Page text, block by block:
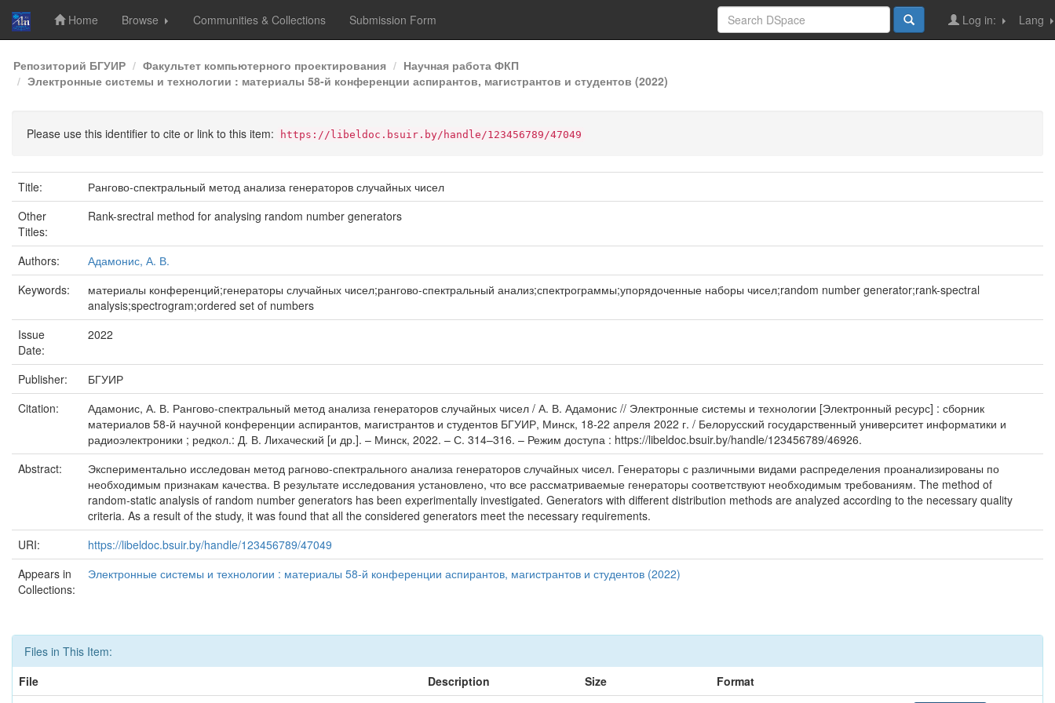
Skip
navigation
Home Browse Communities & Collections Submission Form Lang
Log in:
Репозиторий БГУИР Факультет компьютерного проектирования
Научная работа ФКП
Электронные системы и технологии : материалы 58-й конференции аспирантов, магистрантов и студентов (2022)
Please use this identifier to cite or link to this item: https://libeldoc.bsuir.by/handle/123456789/47049
Title:
Рангово-спектральный метод анализа генераторов случайных чисел
Other
Titles:
Rank-srectral method for analysing random number generators
Authors:
Адамонис, А. В.
Keywords:
материалы конференций;генераторы случайных чисел;рангово-спектральный анализ;спектрограммы;упорядоченные наборы чисел;random number generator;rank-spectral
analysis;spectrogram;ordered set of numbers
Issue
Date:
2022
Publisher:
БГУИР
Citation:
Адамонис, А. В. Рангово-спектральный метод анализа генераторов случайных чисел / А. В. Адамонис // Электронные системы и технологии [Электронный ресурс] : сборник
материалов 58-й научной конференции аспирантов, магистрантов и студентов БГУИР, Минск, 18-22 апреля 2022 г. / Белорусский государственный университет информатики и
радиоэлектроники ; редкол.: Д. В. Лихаческий [и др.]. – Минск, 2022. – С. 314–316. – Режим доступа : https://libeldoc.bsuir.by/handle/123456789/46926.
Abstract:
Экспериментально исследован метод рагново-спектрального анализа генераторов случайных чисел. Генераторы с различными видами распределения проанализированы по
необходимым признакам качества. В результате исследования установлено, что все рассматриваемые генераторы соответствуют необходимым требованиям. The method of
random-static analysis of random number generators has been experimentally investigated. Generators with different distribution methods are analyzed according to the necessary quality
criteria. As a result of the study, it was found that all the considered generators meet the necessary requirements.
URI:
https://libeldoc.bsuir.by/handle/123456789/47049
Appears in
Collections:
Электронные системы и технологии : материалы 58-й конференции аспирантов, магистрантов и студентов (2022)
Files in This Item:
File
Description Size
Format